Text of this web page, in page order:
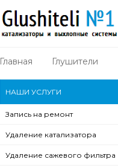
Главная Глушители
НАШИ УСЛУГИ
Запись на ремонт
Удаление катализатора
Удаление сажевого фильтра